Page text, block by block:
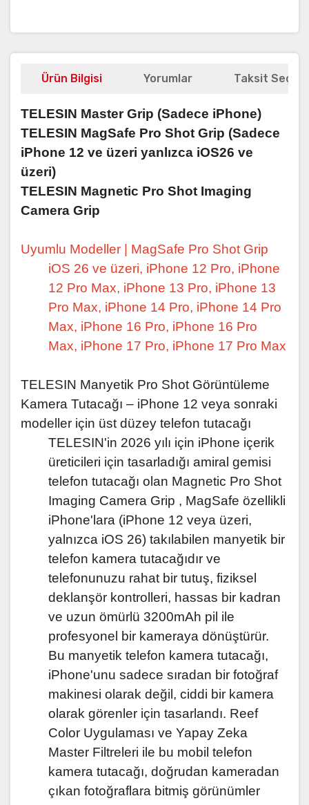
Ürün Bilgisi Yorumlar Taksit
TELESIN Master Grip (Sadece iPhone)
TELESIN MagSafe Pro Shot Grip (Sadece
iPhone 12 ve üzeri yanlızca iOS26 ve
üzeri)
TELESIN Magnetic Pro Shot Imaging
Camera Grip
Uyumlu Modeller | MagSafe Pro Shot Grip
iOS 26 ve üzeri, iPhone 12 Pro, iPhone
12 Pro Max, iPhone 13 Pro, iPhone 13
Pro Max, iPhone 14 Pro, iPhone 14 Pro
Max, iPhone 16 Pro, iPhone 16 Pro
Max, iPhone 17 Pro, iPhone 17 Pro Max
TELESIN Manyetik Pro Shot Görüntüleme
Kamera Tutacağı – iPhone 12 veya sonraki
modeller için üst düzey telefon tutacağı
TELESIN'in 2026 yılı için iPhone içerik
üreticileri için tasarladığı amiral gemisi
telefon tutacağı olan Magnetic Pro Shot
Imaging Camera Grip , MagSafe özellikli
iPhone'lara (iPhone 12 veya üzeri,
yalnızca iOS 26) takılabilen manyetik bir
telefon kamera tutacağıdır ve
telefonunuzu rahat bir tutuş, fiziksel
deklanşör kontrolleri, hassas bir kadran
ve uzun ömürlü 3200mAh pil ile
profesyonel bir kameraya dönüştürür.
Bu manyetik telefon kamera tutacağı,
iPhone'unu sadece sıradan bir fotoğraf
makinesi olarak değil, ciddi bir kamera
olarak görenler için tasarlandı. Reef
Color Uygulaması ve Yapay Zeka
Master Filtreleri ile bu mobil telefon
kamera tutacağı, doğrudan kameradan
çıkan fotoğraflara bitmiş görünümler